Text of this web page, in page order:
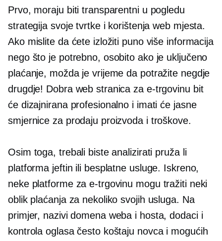
Prvo, moraju biti transparentni u pogledu
strategija svoje tvrtke i korištenja web mjesta.
Ako mislite da ćete izložiti puno više informacija
nego što je potrebno, osobito ako je uključeno
plaćanje, možda je vrijeme da potražite negdje
drugdje! Dobra web stranica za e-trgovinu bit
će dizajnirana profesionalno i imati će jasne
smjernice za prodaju proizvoda i troškove.
Osim toga, trebali biste analizirati pruža li
platforma jeftin ili besplatne usluge. Iskreno,
neke platforme za e-trgovinu mogu tražiti neki
oblik plaćanja za nekoliko svojih usluga. Na
primjer, nazivi domena weba i hosta, dodaci i
kontrola oglasa često koštaju novca i mogućih